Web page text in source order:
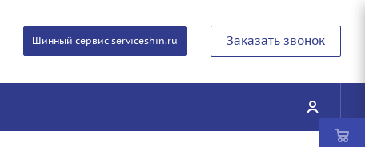
Шинный сервис serviceshin.ru Заказать звонок